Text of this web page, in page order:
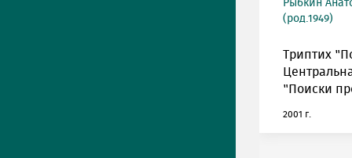
Рыбкин
(род.1949)
Триптих
"Поиски
2001 г.